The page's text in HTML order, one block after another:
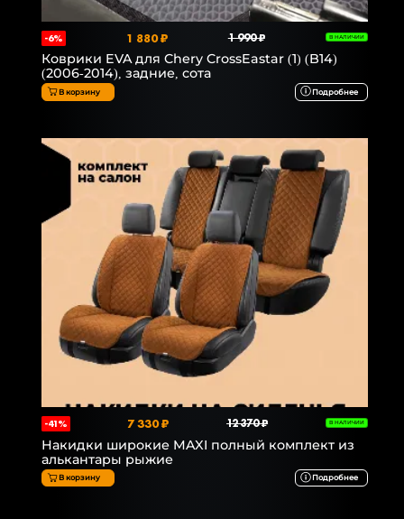
-6% 1 880 ₽ 1 990 ₽ В НАЛИЧИИ
Коврики EVA для Chery CrossEastar (1) (B14)
(2006-2014), задние, сота
В корзину Подробнее
-41% 7 330 ₽ 12 370 ₽ В НАЛИЧИИ
Накидки широкие MAXI полный комплект из
алькантары рыжие
В корзину Подробнее